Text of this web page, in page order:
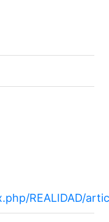
REALIDAD/